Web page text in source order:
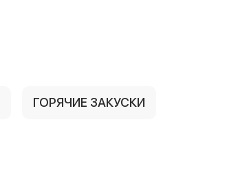
ГОРЯЧИЕ ЗАКУСКИ